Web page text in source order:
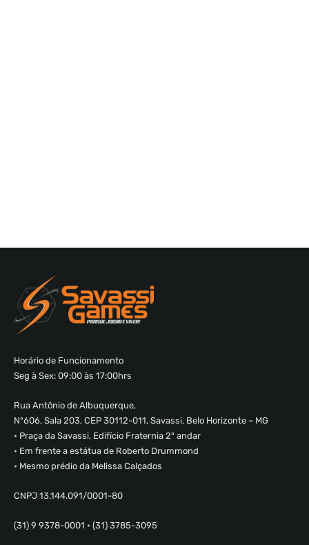
Horário de Funcionamento
Seg à Sex: 09:00 às 17:00hrs
Rua Antônio de Albuquerque,
Nº606, Sala 203, CEP 30112-011, Savassi, Belo Horizonte – MG
• Praça da Savassi, Edifício Fraternia 2º andar
• Em frente a estátua de Roberto Drummond
• Mesmo prédio da Melissa Calçados
CNPJ 13.144.091/0001-80
(31) 9 9378-0001 • (31) 3785-3095